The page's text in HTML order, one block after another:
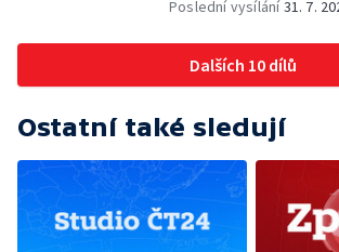
začíná výplata
teploty zatěžují i volně
Poslední vysílání31. 7.
Dalších 10 dílů
Ostatní také sledují